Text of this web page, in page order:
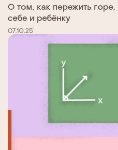
О том, как пережить
себе и ребёнку
07.10.25